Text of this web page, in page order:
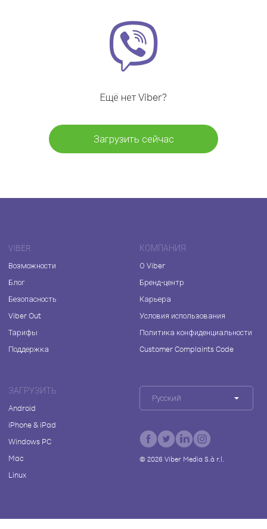
Ещё нет Viber?
Загрузить сейчас
VIBER
Возможности
Блог
Безопасность
Viber Out
Тарифы
Поддержка
КОМПАНИЯ
О Viber
Бренд-центр
Карьера
Условия использования
Политика конфиденциальности
Customer Complaints Code
ЗАГРУЗИТЬ
Android
iPhone & iPad
Windows PC
Mac
Linux
Русский
© 2026Viber Media S.à r.l.